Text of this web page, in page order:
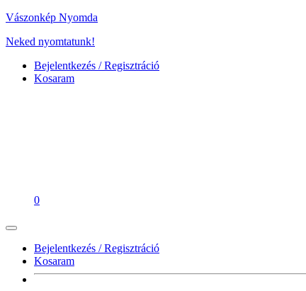
Vászonkép Nyomda
Neked nyomtatunk!
Bejelentkezés / Regisztráció
Kosaram
0
Bejelentkezés / Regisztráció
Kosaram